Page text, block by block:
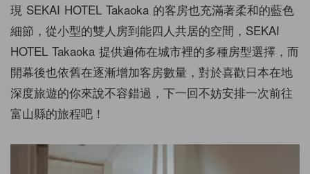
現 SEKAI HOTEL Takaoka 的客房也充滿著柔和的藍色
細節，從小型的雙人房到能四人共居的空間，SEKAI
HOTEL Takaoka 提供遍佈在城市裡的多種房型選擇，而
開幕後也依舊在逐漸增加客房數量，對於喜歡日本在地
深度旅遊的你來說不容錯過，下一回不妨安排一次前往
富山縣的旅程吧！